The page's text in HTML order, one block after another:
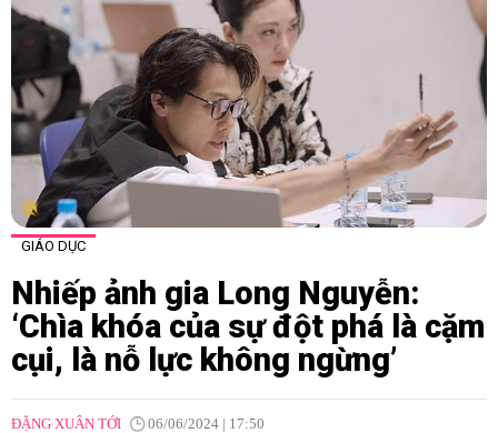
GIÁO DỤC
Nhiếp ảnh gia Long Nguyễn:
‘Chìa khóa của sự đột phá là cặm
cụi, là nỗ lực không ngừng’
ĐẶNG XUÂN TỚI 06/06/2024 | 17:50